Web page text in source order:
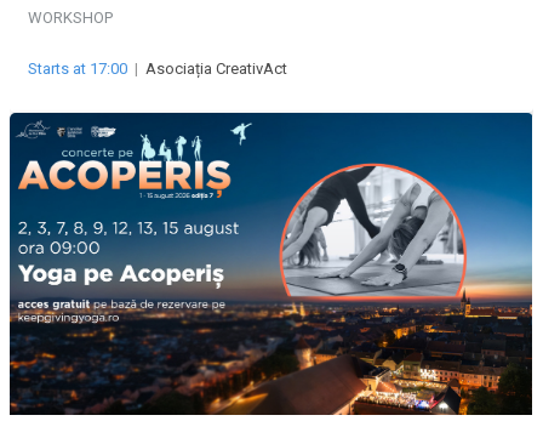
WORKSHOP
Starts at 17:00 | Asociația CreativAct